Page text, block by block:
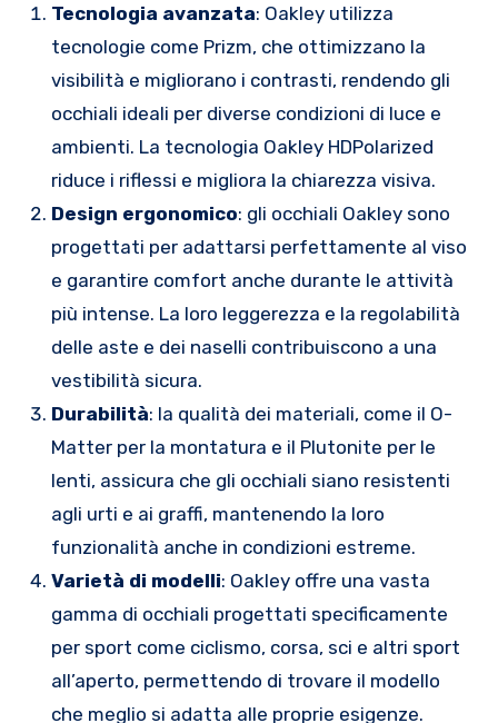
Tecnologia avanzata: Oakley utilizza
tecnologie come Prizm, che ottimizzano la
visibilità e migliorano i contrasti, rendendo gli
occhiali ideali per diverse condizioni di luce e
ambienti. La tecnologia Oakley HDPolarized
riduce i riflessi e migliora la chiarezza visiva.
Design ergonomico: gli occhiali Oakley sono
progettati per adattarsi perfettamente al viso
e garantire comfort anche durante le attività
più intense. La loro leggerezza e la regolabilità
delle aste e dei naselli contribuiscono a una
vestibilità sicura.
Durabilità: la qualità dei materiali, come il O-
Matter per la montatura e il Plutonite per le
lenti, assicura che gli occhiali siano resistenti
agli urti e ai graffi, mantenendo la loro
funzionalità anche in condizioni estreme.
Varietà di modelli: Oakley offre una vasta
gamma di occhiali progettati specificamente
per sport come ciclismo, corsa, sci e altri sport
all’aperto, permettendo di trovare il modello
che meglio si adatta alle proprie esigenze.